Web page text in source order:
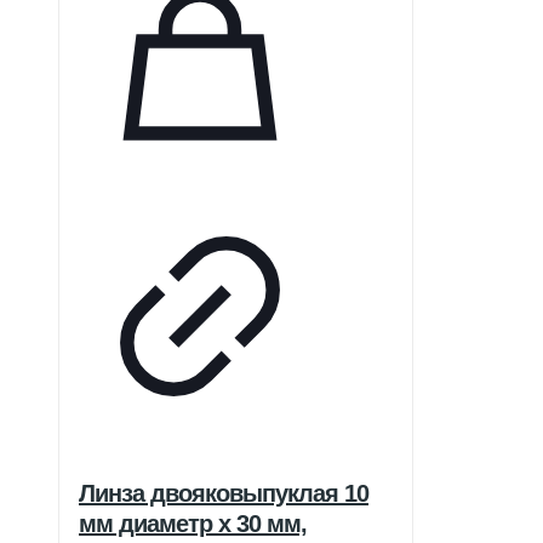
Линза двояковыпуклая 10
мм диаметр x 30 мм,